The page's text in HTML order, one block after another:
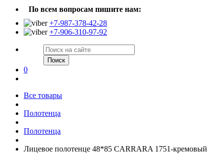
По всем вопросам пишите нам:
+7-987-378-42-28
+7-906-310-97-92
Поиск
0
Все товары
Полотенца
Полотенца
Лицевое полотенце 48*85 CARRARA 1751-кремовый